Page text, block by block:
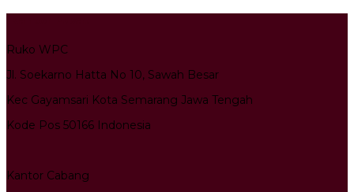
Ruko WPC
Jl. Soekarno Hatta No 10, Sawah Besar
Kec Gayamsari Kota Semarang Jawa Tengah
Kode Pos 50166 Indonesia
Kantor Cabang